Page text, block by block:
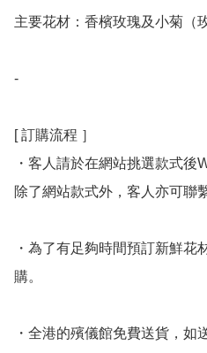
主要花材：香檳玫瑰及小菊（
-
[ 訂購流程 ］
・客人請於在網站挑選款式後
除了網站款式外，客人亦可聯
・為了有足夠時間預訂新鮮
購。
・全港的殯儀館免費送貨，